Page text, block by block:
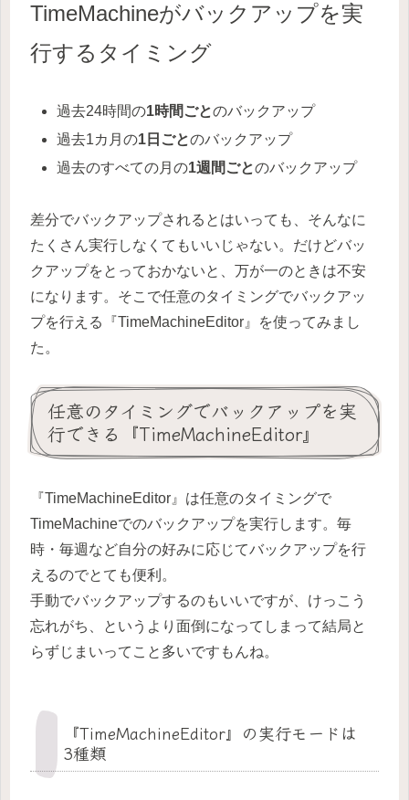
TimeMachineがバックアップを実
行するタイミング
過去24時間の1時間ごとのバックアップ
過去1カ月の1日ごとのバックアップ
過去のすべての月の1週間ごとのバックアップ
差分でバックアップされるとはいっても、そんなに
たくさん実行しなくてもいいじゃない。だけどバッ
クアップをとっておかないと、万が一のときは不安
になります。そこで任意のタイミングでバックアッ
プを行える『TimeMachineEditor』を使ってみまし
た。
任意のタイミングでバックアップを実
行できる『TimeMachineEditor』
『TimeMachineEditor』は任意のタイミングで
TimeMachineでのバックアップを実行します。毎
時・毎週など自分の好みに応じてバックアップを行
えるのでとても便利。
手動でバックアップするのもいいですが、けっこう
忘れがち、というより面倒になってしまって結局と
らずじまいってこと多いですもんね。
『TimeMachineEditor』の実行モードは
3種類